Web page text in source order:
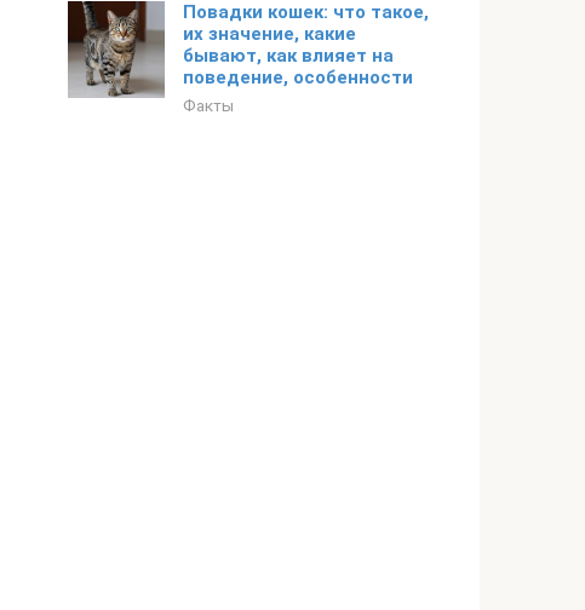
Повадки кошек: что такое,
их значение, какие
бывают, как влияет на
поведение, особенности
Факты